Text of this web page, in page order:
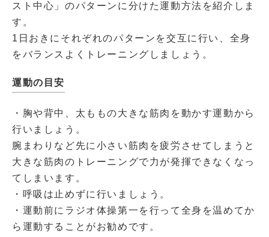
スト中心」のパターンに分けた運動方法を紹介しま
す。
1日おきにそれぞれのパターンを交互に行い、全身
をバランスよくトレーニングしましょう。
運動の目安
・胸や背中、太ももの大きな筋肉を動かす運動から
行いましょう。
腕まわりなど先に小さい筋肉を疲労させてしまうと
大きな筋肉のトレーニングで力が発揮できなくなっ
てしまいます。
・呼吸は止めずに行いましょう。
・運動前にラジオ体操第一を行って全身を温めてか
ら運動することがお勧めです。